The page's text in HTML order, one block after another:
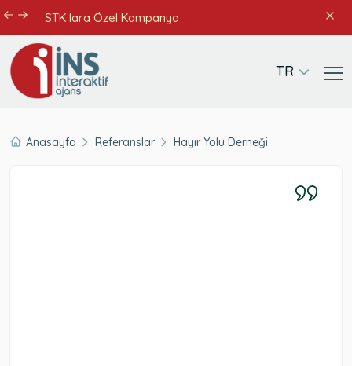
STK lara Özel Kampanya
TR
Anasayfa Referanslar Hayır Yolu Derneği